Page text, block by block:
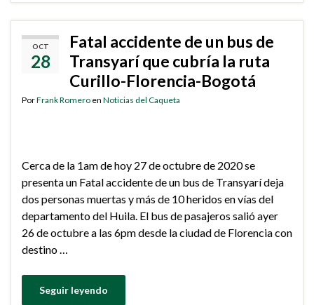
OCT
28
Fatal accidente de un bus de
Transyarí que cubría la ruta
Curillo-Florencia-Bogotá
PorFrank Romero en Noticias del Caqueta
Cerca de la 1am de hoy 27 de octubre de 2020 se
presenta un Fatal accidente de un bus de Transyarí deja
dos personas muertas y más de 10 heridos en vías del
departamento del Huila. El bus de pasajeros salió ayer
26 de octubre a las 6pm desde la ciudad de Florencia con
destino …
Seguir leyendo